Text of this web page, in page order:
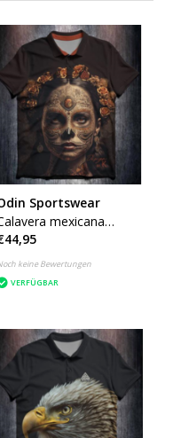
Sportswear
mexicana
Design by K
keine Bewertungen
VERFÜGBAR